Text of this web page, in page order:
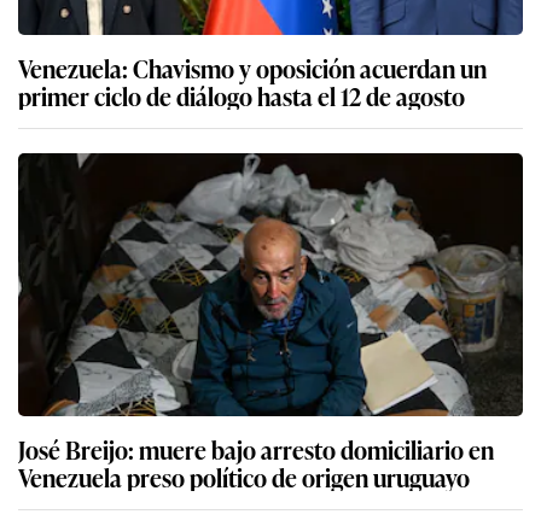
Venezuela: Chavismo y oposición acuerdan un
primer ciclo de diálogo hasta el 12 de agosto
José Breijo: muere bajo arresto domiciliario en
Venezuela preso político de origen uruguayo